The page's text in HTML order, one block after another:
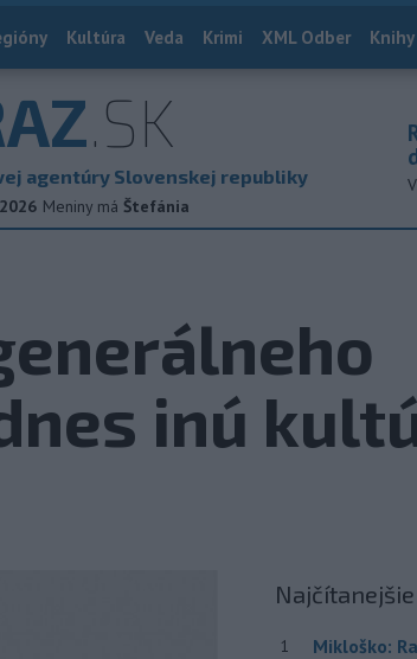
Kultúra Veda Krimi XML Odber Knihy
.SK
agentúry Slovenskej republiky
Meniny má Štefánia
inú
Najčítanejšie
1
Mikloško: